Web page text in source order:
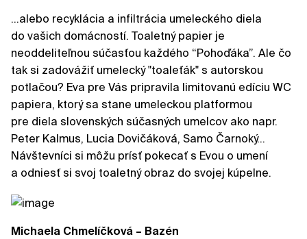
...alebo recyklácia a infiltrácia umeleckého diela
do vašich domácností. Toaletný papier je
neoddeliteľnou súčasťou každého “Pohoďáka”. Ale čo
tak si zadovážiť umelecký "toaleťák" s autorskou
potlačou? Eva pre Vás pripravila limitovanú edíciu WC
papiera, ktorý sa stane umeleckou platformou
pre diela slovenských súčasných umelcov ako napr.
Peter Kalmus, Lucia Dovičáková, Samo Čarnoký…
Návštevníci si môžu prísť pokecať s Evou o umení
a odniesť si svoj toaletný obraz do svojej kúpelne.
Michaela Chmelíčková – Bazén